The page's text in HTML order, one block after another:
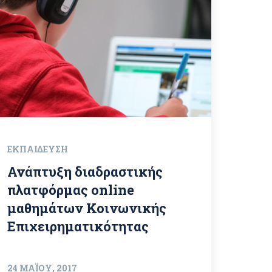
ΕΚΠΑΊΔΕΥΣΗ
Ανάπτυξη διαδραστικής
πλατφόρμας online
μαθημάτων Κοινωνικής
Επιχειρηματικότητας
24 ΜΑΪ́ΟΥ, 2017